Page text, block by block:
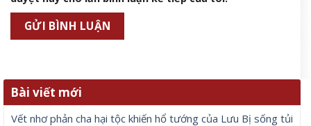
Bài viết mới
Vết nhơ phản cha hại tộc khiến hổ tướng của Lưu Bị sống tủi